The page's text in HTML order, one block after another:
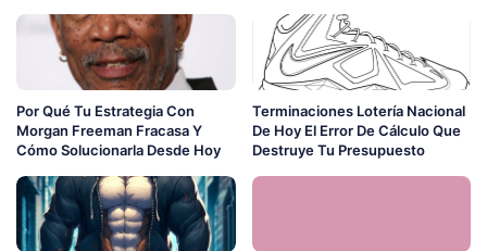
Por Qué Tu Estrategia Con
Morgan Freeman Fracasa Y
Cómo Solucionarla Desde Hoy
Terminaciones Lotería Nacional
De Hoy El Error De Cálculo Que
Destruye Tu Presupuesto